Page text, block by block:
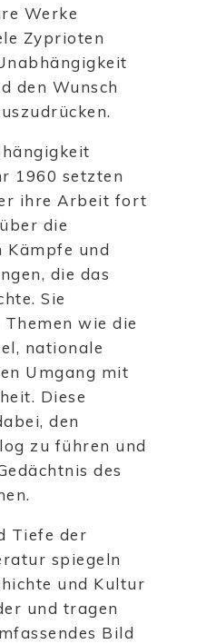
Werke
Zyprioten
den Wunsch
1960 setzten
ihre Arbeit fort
die
und
die das
Sie
wie die
nationale
Umgang mit
Diese
den
zu führen und
des
Tiefe der
spiegeln
und Kultur
und tragen
Bild